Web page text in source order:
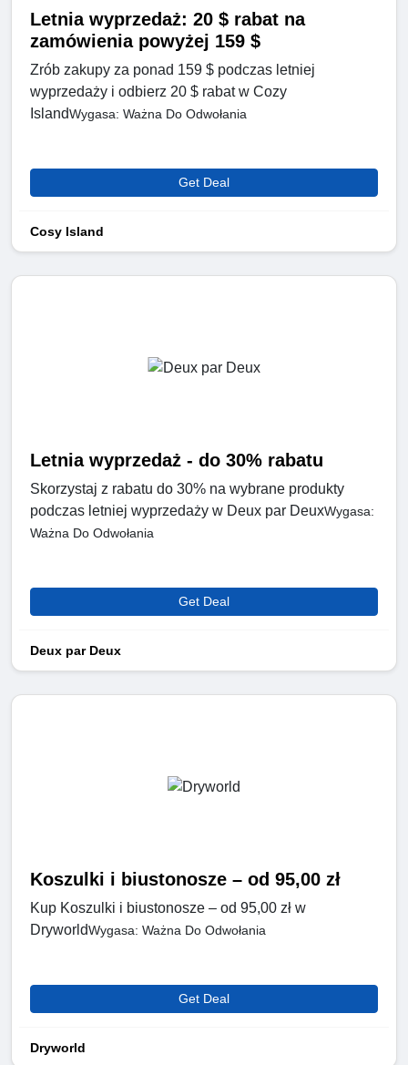
Letnia wyprzedaż: 20 $ rabat na
zamówienia powyżej 159 $
Zrób zakupy za ponad 159 $ podczas letniej
wyprzedaży i odbierz 20 $ rabat w Cozy
IslandWygasa: Ważna Do Odwołania
Get Deal
Cosy Island
Letnia wyprzedaż - do 30% rabatu
Skorzystaj z rabatu do 30% na wybrane produkty
podczas letniej wyprzedaży w Deux par DeuxWygasa:
Ważna Do Odwołania
Get Deal
Deux par Deux
Koszulki i biustonosze – od 95,00 zł
Kup Koszulki i biustonosze – od 95,00 zł w
DryworldWygasa: Ważna Do Odwołania
Get Deal
Dryworld